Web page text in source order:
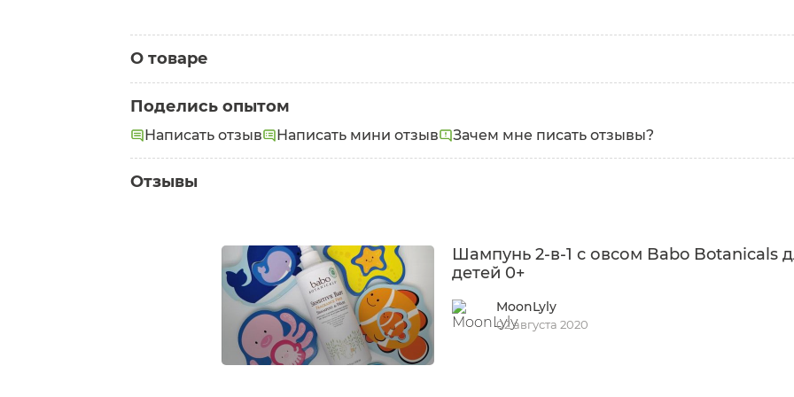
О товаре
Поделись опытом
Написать отзыв Написать мини отзыв Зачем мне писать отзывы?
Отзывы
Шампунь 2-в-1 с овсом Babo Botanicals
детей 0+
MoonLyly
02 августа 2020